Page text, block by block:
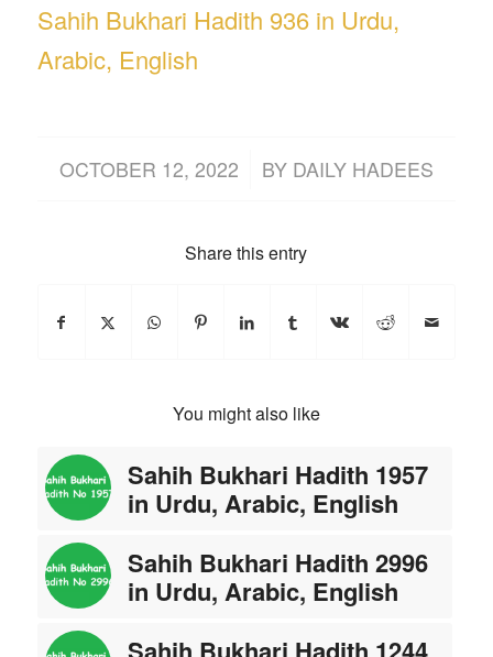
Sahih Bukhari Hadith 936 in Urdu,
Arabic, English
OCTOBER 12, 2022
/ BY DAILY HADEES
Share this entry
You might also like
Sahih Bukhari Hadith 1957
in Urdu, Arabic, English
Sahih Bukhari Hadith 2996
in Urdu, Arabic, English